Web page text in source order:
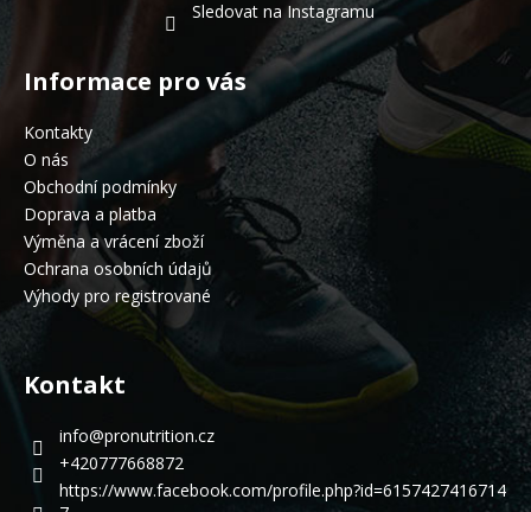
Sledovat na Instagramu
Informace pro vás
Kontakty
O nás
Obchodní podmínky
Doprava a platba
Výměna a vrácení zboží
Ochrana osobních údajů
Výhody pro registrované
Kontakt
info@pronutrition.cz
+420777668872
https://www.facebook.com/profile.php?id=6157427416714